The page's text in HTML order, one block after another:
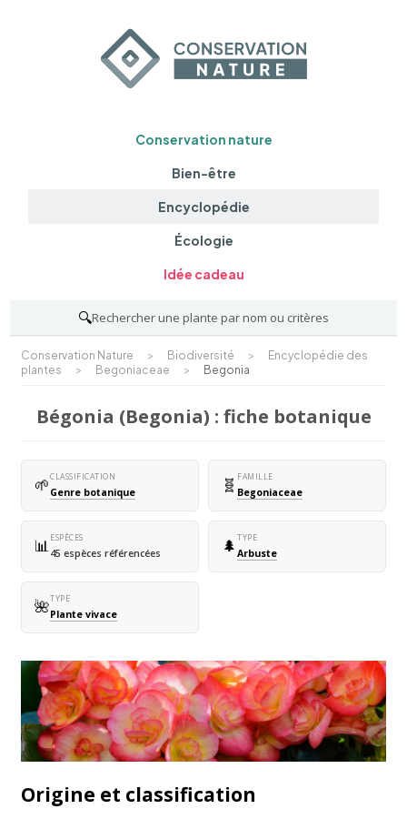
Conservation nature
Bien-être
Encyclopédie
Écologie
Idée cadeau
🔍Rechercher une plante par nom ou critères
Conservation Nature > Biodiversité >
Encyclopédie des
plantes
> Begoniaceae > Begonia
Bégonia (Begonia) : fiche botanique
🌱CLASSIFICATION
Genre botanique 🧬 FAMILLE
Begoniaceae
📊ESPÈCES
45 espèces référencées 🌲 TYPE
Arbuste
🌺TYPE
Plante vivace
Origine et classification